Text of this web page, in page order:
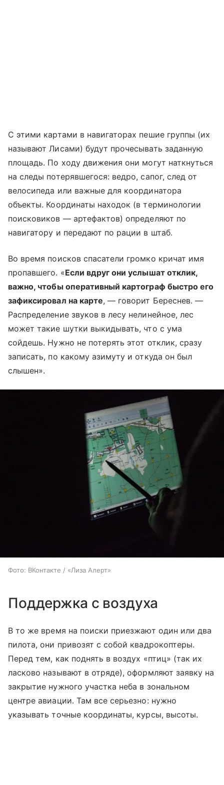
C этими картами в навигаторах пешие группы (их
называют Лисами) будут прочесывать заданную
площадь. По ходу движения они могут наткнуться
на следы потерявшегося: ведро, сапог, след от
велосипеда или важные для координатора
объекты. Координаты находок (в терминологии
поисковиков — артефактов) определяют по
навигатору и передают по рации в штаб.
Во время поисков спасатели громко кричат имя
пропавшего. «Если вдруг они услышат отклик,
важно, чтобы оперативный картограф быстро его
зафиксировал на карте, — говорит Береснев. —
Распределение звуков в лесу нелинейное, лес
может такие шутки выкидывать, что с ума
сойдешь. Нужно не потерять этот отклик, сразу
записать, по какому азимуту и откуда он был
слышен».
Фото: ВКонтакте / «Лиза Алерт»
Поддержка с воздуха
В то же время на поиски приезжают один или два
пилота, они привозят с собой квадрокоптеры.
Перед тем, как поднять в воздух «птиц» (так их
ласково называют в отряде), оформляют заявку на
закрытие нужного участка неба в зональном
центре авиации. Там все серьезно: нужно
указывать точные координаты, курсы, высоты.